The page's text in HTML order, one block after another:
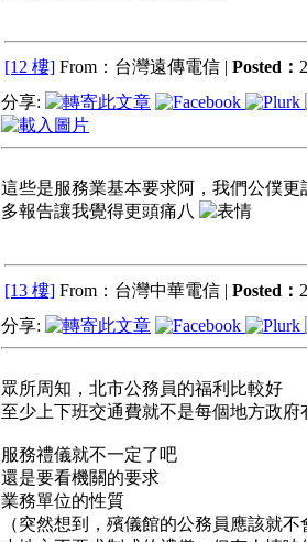
[12 樓] From：台灣遠傳電信 | Posted：
分享:
這些是服務業基本要求阿，我們公僕
多報告讓我覺得更頭痛八
[13 樓] From：台灣中華電信 | Posted：
分享:
眾所周知，北市公務員的福利比較好
至少上下班交通費就不是每個地方政府
服務禮儀就不一定了吧
還是要看機關的要求
業務單位的性質
（突然想到，殯儀館的公務員應該就